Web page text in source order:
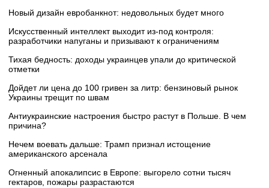
Новый дизайн евробанкнот: недовольных будет много
Искусственный интеллект выходит из-под контроля:
разработчики напуганы и призывают к ограничениям
Тихая бедность: доходы украинцев упали до критической
отметки
Дойдет ли цена до 100 гривен за литр: бензиновый рынок
Украины трещит по швам
Антиукраинские настроения быстро растут в Польше. В чем
причина?
Нечем воевать дальше: Трамп признал истощение
американского арсенала
Огненный апокалипсис в Европе: выгорело сотни тысяч
гектаров, пожары разрастаются